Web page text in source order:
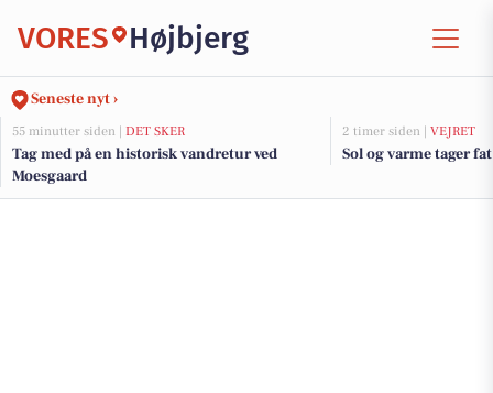
VORES Højbjerg
Seneste nyt ›
55 minutter siden | DET SKER
Tag med på en historisk vandretur ved
Moesgaard
2 timer siden | VEJRET
Sol og varme tager